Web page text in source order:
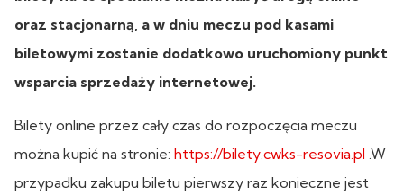
oraz stacjonarną, a w dniu meczu pod kasami
biletowymi zostanie dodatkowo uruchomiony punkt
wsparcia sprzedaży internetowej.
Bilety online przez cały czas do rozpoczęcia meczu
można kupić na stronie: https://bilety.cwks-resovia.pl .W
przypadku zakupu biletu pierwszy raz konieczne jest